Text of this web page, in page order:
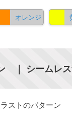
オレンジ
｜ シームレ
ストのパターン